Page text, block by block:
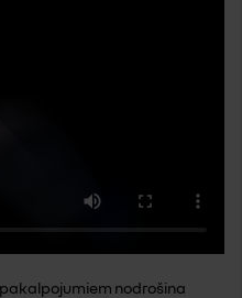
nodrošina